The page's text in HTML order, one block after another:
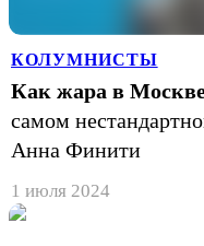
КОЛУМНИСТЫ
Как жара в
самом
Анна Финити
1 июля 2024